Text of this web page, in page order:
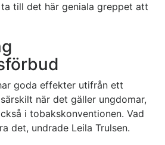
till det här geniala greppet att
goda effekter utifrån ett
när det gäller ungdomar,
i tobakskonventionen. Vad
det, undrade Leila Trulsen.